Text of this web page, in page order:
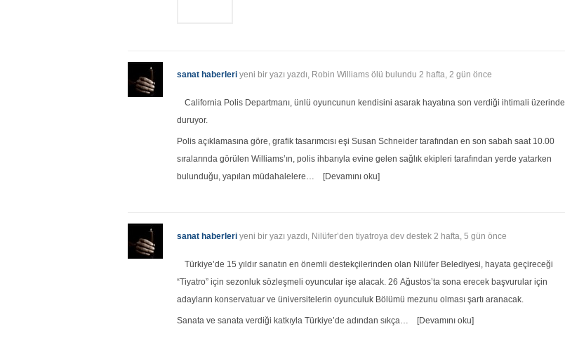
sanat haberleri yeni bir yazı yazdı, Robin Williams ölü bulundu 2 hafta, 2 gün önce
California Polis Departmanı, ünlü oyuncunun kendisini asarak hayatına son verdiği ihtimali üzerinde
duruyor.
Polis açıklamasına göre, grafik tasarımcısı eşi Susan Schneider tarafından en son sabah saat 10.00
sıralarında görülen Williams’ın, polis ihbarıyla evine gelen sağlık ekipleri tarafından yerde yatarken
bulunduğu, yapılan müdahalelere…
[Devamını oku]
sanat haberleri yeni bir yazı yazdı, Nilüfer’den tiyatroya dev destek 2 hafta, 5 gün önce
Türkiye’de 15 yıldır sanatın en önemli destekçilerinden olan Nilüfer Belediyesi, hayata geçireceği
“Tiyatro” için sezonluk sözleşmeli oyuncular işe alacak. 26 Ağustos’ta sona erecek başvurular için
adayların konservatuar ve üniversitelerin oyunculuk Bölümü mezunu olması şartı aranacak.
Sanata ve sanata verdiği katkıyla Türkiye’de adından sıkça… [Devamını oku]